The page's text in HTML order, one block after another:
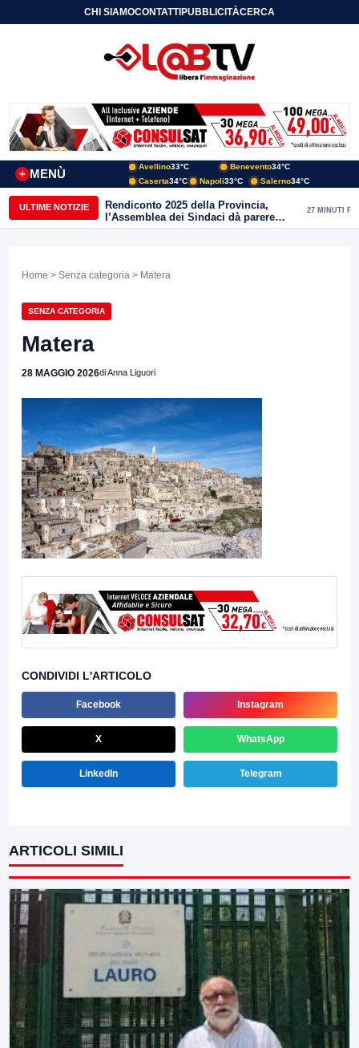
CHI SIAMOCONTATTIPUBBLICITÀCERCA
MENÙ
+
Avellino33°C Benevento34°C
Caserta34°C Napoli33°C Salerno34°C
ULTIME NOTIZIE
Rendiconto 2025 della Provincia,
l’Assemblea dei Sindaci dà parere
favorevole all’unanimità
27 MINUTI FA
Home > Senza categoria > Matera
SENZA CATEGORIA
Matera
28 MAGGIO 2026di Anna Liguori
CONDIVIDI L'ARTICOLO
Facebook Instagram
X WhatsApp
LinkedIn Telegram
ARTICOLI SIMILI